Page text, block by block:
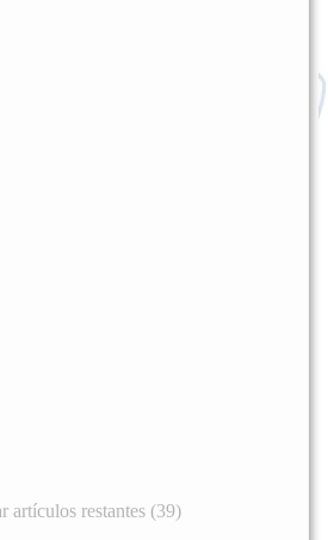
artículos restantes (39)